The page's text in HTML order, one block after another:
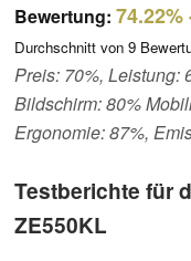
Bewertung: 74.22%
Durchschnitt von 9
Preis: 70%, Leistung:
Bildschirm: 80%
Ergonomie: 87%,
Testberichte für
ZE550KL